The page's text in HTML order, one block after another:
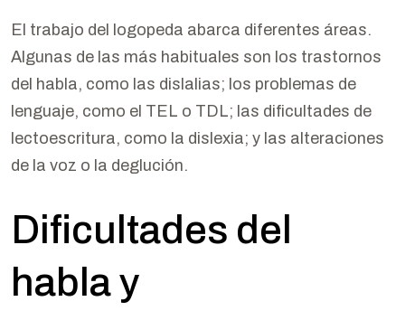
El trabajo del logopeda abarca diferentes áreas.
Algunas de las más habituales son los trastornos
del habla, como las dislalias; los problemas de
lenguaje, como el TEL o TDL; las dificultades de
lectoescritura, como la dislexia; y las alteraciones
de la voz o la deglución.
Dificultades del
habla y